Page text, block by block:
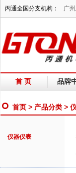
丙通全国分支机构： 广州
诚为您服务！BTONE专
首 页 品牌
首页 > 产品分类 >
仪器仪表